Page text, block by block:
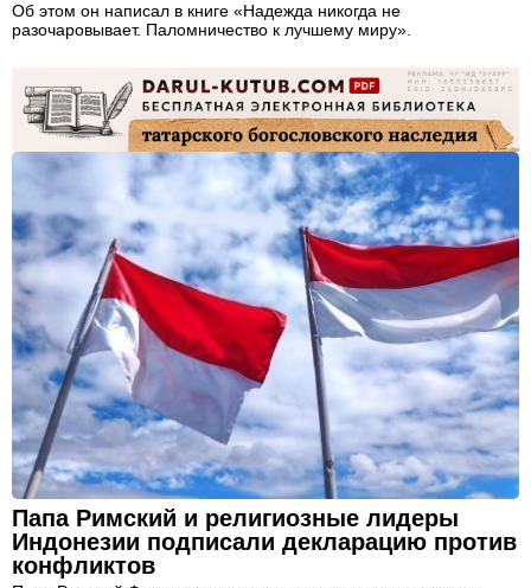
Об этом он написал в книге «Надежда никогда не
разочаровывает. Паломничество к лучшему миру».
Папа Римский и религиозные лидеры
Индонезии подписали декларацию против
конфликтов